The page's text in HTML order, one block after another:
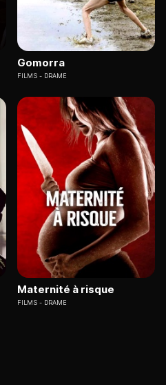
Gomorra
FILMS DRAME
Maternité à risque
FILMS DRAME